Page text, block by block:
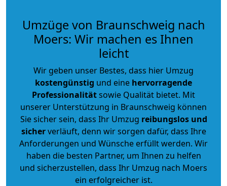
Umzüge von Braunschweig nach
Moers: Wir machen es Ihnen
leicht
Wir geben unser Bestes, dass hier Umzug
kostengünstig und eine hervorragende
Professionalitätsowie Qualität bietet. Mit
unserer Unterstützung in Braunschweig können
Sie sicher sein, dass Ihr Umzug reibungslos und
sicherverläuft, denn wir sorgen dafür, dass Ihre
Anforderungen und Wünsche erfüllt werden. Wir
haben die besten Partner, um Ihnen zu helfen
und sicherzustellen, dass Ihr Umzug nach Moers
ein erfolgreicher ist.